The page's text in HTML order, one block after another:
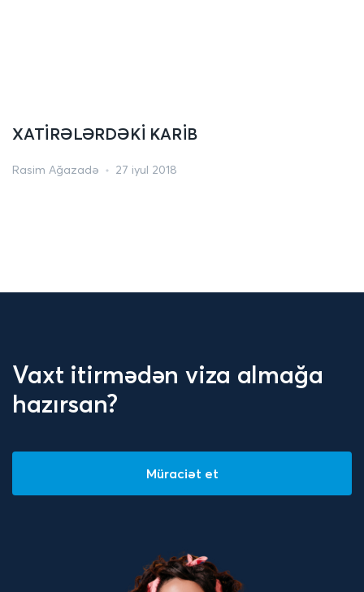
XATİRƏLƏRDƏKİ KARİB
Rasim Ağazadə 27 iyul 2018
Vaxt itirmədən viza almağa
hazırsan?
Müraciət et